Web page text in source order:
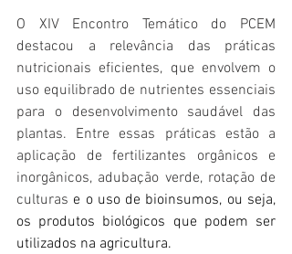
O XIV Encontro Temático do PCEM
destacou a relevância das práticas
nutricionais eficientes, que envolvem o
uso equilibrado de nutrientes essenciais
para o desenvolvimento saudável das
plantas. Entre essas práticas estão a
aplicação de fertilizantes orgânicos e
inorgânicos, adubação verde, rotação de
culturas e o uso de bioinsumos, ou seja,
os produtos biológicos que podem ser
utilizados na agricultura.